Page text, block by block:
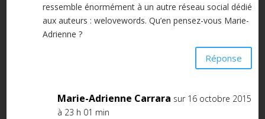
ressemble énormément à un autre réseau social dédié
aux auteurs : welovewords. Qu’en pensez-vous Marie-
Adrienne ?
Réponse
Marie-Adrienne Carrara sur 16 octobre 2015
à 23 h 01 min